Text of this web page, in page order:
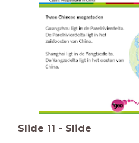
Slide 11 - Slide